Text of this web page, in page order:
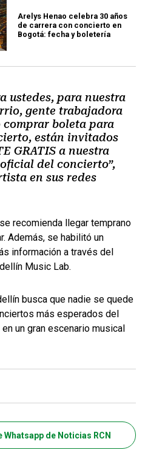
Arelys Henao celebra 30 años
de carrera con concierto en
Bogotá: fecha y boletería
ustedes, para nuestra
gente trabajadora
comprar boleta para
están invitados
GRATIS a nuestra
del concierto”,
en sus redes
recomienda llegar temprano
Además, se habilitó un
información a través del
Music Lab.
busca que nadie se quede
más esperados del
un gran escenario musical
Whatsapp de Noticias RCN